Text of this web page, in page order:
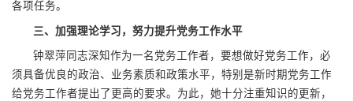
各项任务。
三、加强理论学习，努力提升党务工作水平
钟翠萍同志深知作为一名党务工作者，要想做好党务工作，必
须具备优良的政治、业务素质和政策水平，特别是新时期党务工作
给党务工作者提出了更高的要求。为此，她十分注重知识的更新，